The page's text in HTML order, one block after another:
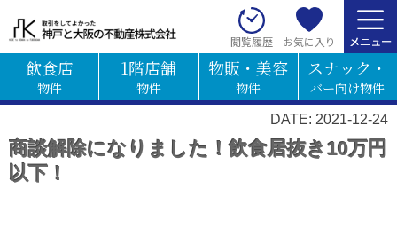
閲覧履歴 お気に入り
飲食店
物件
1階店舗
物件
物販・美容
物件
スナック・
バー向け物件
DATE: 2021-12-24
商談解除になりました！飲食居抜き10万円
以下！